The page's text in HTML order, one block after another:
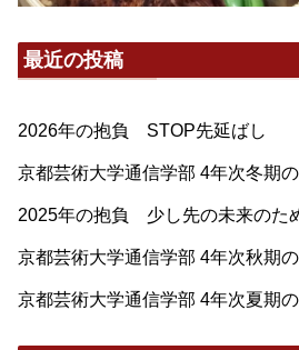
最近の投稿
2026年の抱負 STOP先延ばし
京都芸術大学通信学部 4年次冬期
2025年の抱負 少し先の未来のた
京都芸術大学通信学部 4年次秋期
京都芸術大学通信学部 4年次夏期